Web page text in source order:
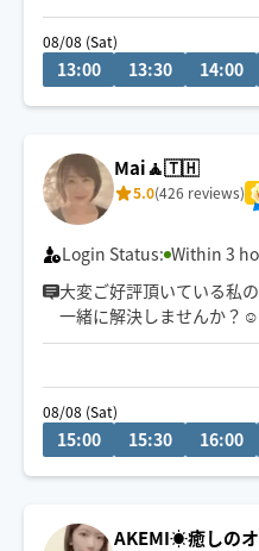
オーダーメイドの施術を
弱め〜強めまで柔軟に
本来の身体の軽さをご体感
心も身体も同時に整うトリ
明日からもまた頑張れます
お日にち・お時間のご相
お気軽にメッセージをお願
08/08 (Sat)
13:00 13:30 14:00
Mai🧘🇹🇭
5.0(426 reviews)
Login Status: Within 3
大変ご好評頂いている私
一緒に解決しませんか？
08/08 (Sat)
15:00 15:30 16:00
AKEMI☀️癒しの